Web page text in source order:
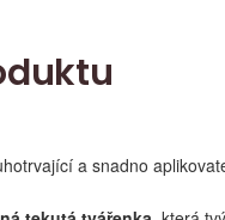
a snadno